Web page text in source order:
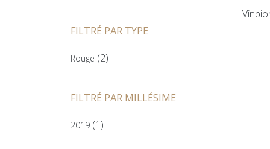
FILTRÉ PAR TYPE
Rouge (2)
FILTRÉ PAR MILLÉSIME
2019 (1)